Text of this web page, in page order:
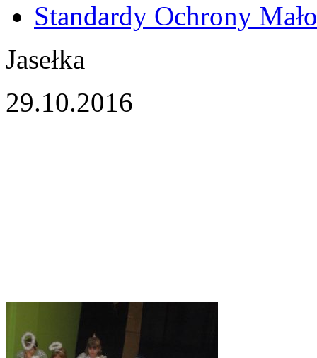
Standardy Ochrony
Jasełka
29.10.2016